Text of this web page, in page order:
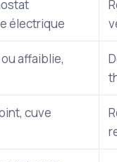
électrique
affaiblie,
cuve